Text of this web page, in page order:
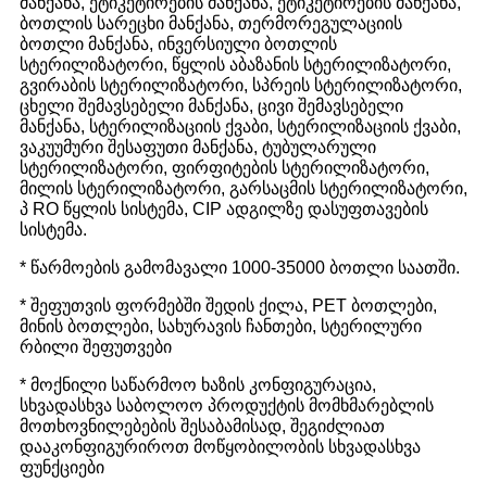
ბოთლის სარეცხი მანქანა, თერმორეგულაციის
ბოთლი მანქანა, ინვერსიული ბოთლის
სტერილიზატორი, წყლის აბაზანის სტერილიზატორი,
გვირაბის სტერილიზატორი, სპრეის სტერილიზატორი,
ცხელი შემავსებელი მანქანა, ცივი შემავსებელი
მანქანა, სტერილიზაციის ქვაბი, სტერილიზაციის ქვაბი,
ვაკუუმური შესაფუთი მანქანა, ტუბულარული
სტერილიზატორი, ფირფიტების სტერილიზატორი,
მილის სტერილიზატორი, გარსაცმის სტერილიზატორი,
პ RO წყლის სისტემა, CIP ადგილზე დასუფთავების
სისტემა.
* წარმოების გამომავალი 1000-35000 ბოთლი საათში.
* შეფუთვის ფორმებში შედის ქილა, PET ბოთლები,
მინის ბოთლები, სახურავის ჩანთები, სტერილური
რბილი შეფუთვები
* მოქნილი საწარმოო ხაზის კონფიგურაცია,
სხვადასხვა საბოლოო პროდუქტის მომხმარებლის
მოთხოვნილებების შესაბამისად, შეგიძლიათ
დააკონფიგურიროთ მოწყობილობის სხვადასხვა
ფუნქციები